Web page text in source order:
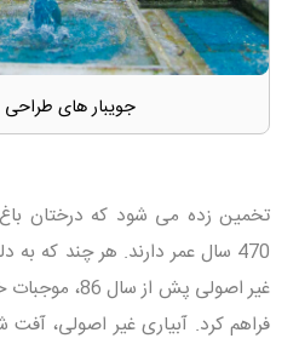
جویبار های
470 سال عمر دارند. هر چند که
غیر اصولی پش
فراهم کرد. آبیاری غیر اصولی،